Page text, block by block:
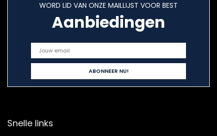
WORD LID VAN ONZE MAILLIJST VOOR BEST
Aanbiedingen
Snelle links